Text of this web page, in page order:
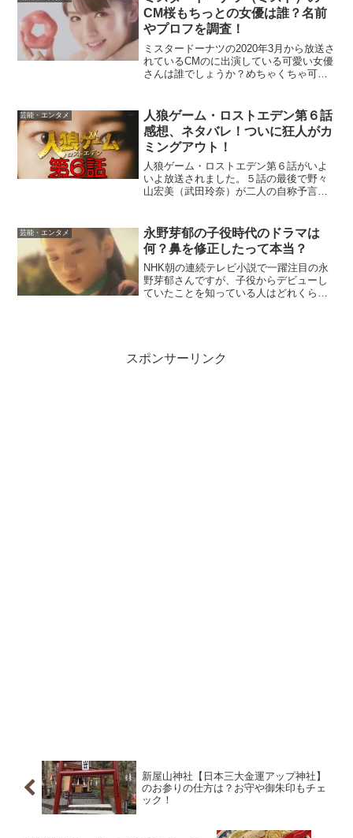
う。
CM桜もちっとの女優は誰？名前
やプロフを調査！
ミスタードーナツの2020年3月から放送さ
れているCMのに出演している可愛い女優
さんは誰でしょうか？めちゃくちゃ可愛
ってみましょう！
芸能・エンタメ
人狼ゲーム・ロストエデン第６話
感想、ネタバレ！ついに狂人がカ
ミングアウト！
人狼ゲーム・ロストエデン第６話がいよ
いよ放送されました。５話の最後で野々
山宏美（武田玲奈）が二人の自称予言者
では野々山は処刑を回避できるのでしょ
うか？（関連記事） 人狼...
芸能・エンタメ
永野芽郁の子役時代のドラマは
何？鼻を修正したって本当？
NHK朝の連続テレビ小説で一躍注目の永
野芽郁さんですが、子役からデビューし
ていたことを知っている人はどれくらい
スポンサーリンク
新屋山神社【日本三大金運アップ神社】
のお参りの仕方は？お守や御朱印もチェ
ック！